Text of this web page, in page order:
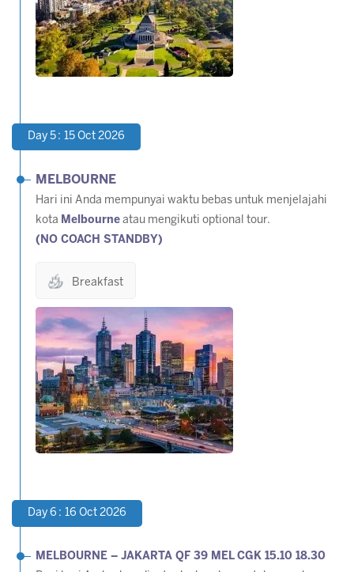
Day 5 : 15 Oct 2026
MELBOURNE
Hari ini Anda mempunyai waktu bebas untuk menjelajahi
kota Melbourne atau mengikuti optional tour.
(NO COACH STANDBY)
Breakfast
Day 6 : 16 Oct 2026
MELBOURNE – JAKARTA QF 39 MEL CGK 15.10 18.30